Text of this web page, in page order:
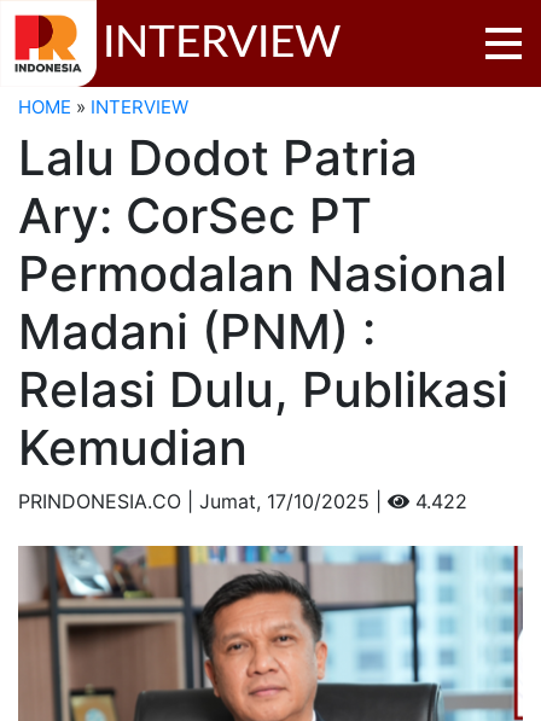
INTERVIEW
HOME » INTERVIEW
Lalu Dodot Patria
Ary: CorSec PT
Permodalan Nasional
Madani (PNM) :
Relasi Dulu, Publikasi
Kemudian
PRINDONESIA.CO | Jumat, 17/10/2025 | 4.422